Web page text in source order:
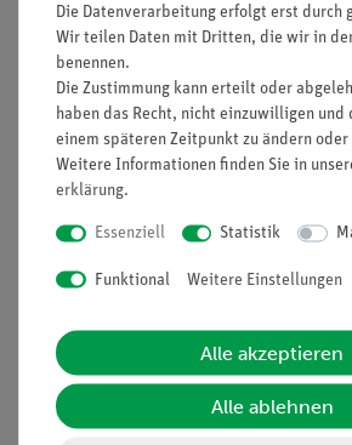
Artikel-Nr.:P8013100
Die Verdauung im
Darm
380,70 €
Artikel-
31,00 €
Die Datenverarbeitung erfolgt erst durch
Wir teilen Daten mit Dritten, die wir in
benennen.
Die Zustimmung kann erteilt oder
haben das Recht, nicht einzuwilligen
einem späteren Zeitpunkt zu ändern
Weitere Informationen finden Sie in
erklärung.
Essenziell Statistik
Funktional Weitere Einstellungen
Alle akzeptieren
Alle ablehnen